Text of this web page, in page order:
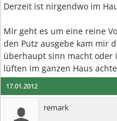
Derzeit ist nirgendwo im
Mir geht es um eine reine
den Putz ausgebe kam mir
überhaupt sinn macht oder
lüften im ganzen Haus
17.01.2012
remark